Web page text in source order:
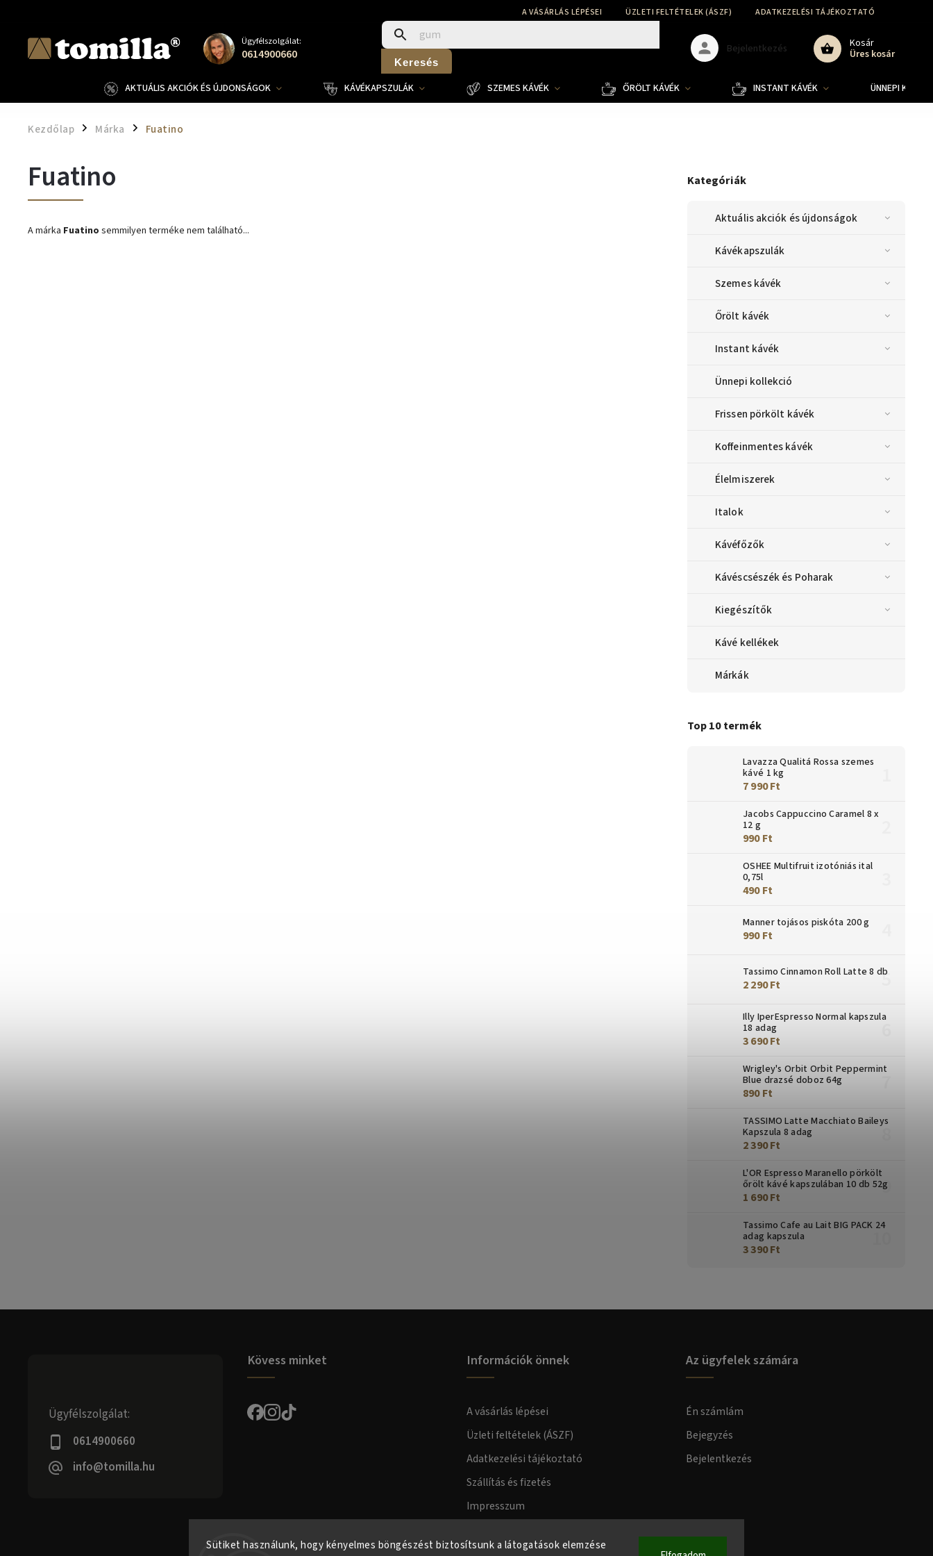
Sütiket használunk, hogy kényelmes böngészést biztosítsunk a látogatások elemzése
A VÁSÁRLÁS LÉPÉSEI ÜZLETI FELTÉTELEK (ÁSZF) ADATKEZELÉSI TÁJÉKOZTATÓ
Ügyfélszolgálat:
0614900660 Keresés
Kosár
Üres kosár
Bejelentkezés
AKTUÁLIS AKCIÓK ÉS ÚJDONSÁGOK KÁVÉKAPSZULÁK SZEMES KÁVÉK ŐRÖLT KÁVÉK INSTANT KÁVÉK ÜNNEPI
Kezdőlap / Márka / Fuatino
Kategóriák
Aktuális akciók és újdonságok
Kávékapszulák
Szemes kávék
Őrölt kávék
Instant kávék
Ünnepi kollekció
Frissen pörkölt kávék
Koffeinmentes kávék
Élelmiszerek
Italok
Kávéfőzők
Kávéscsészék és Poharak
Kiegészítők
Kávé kellékek
Márkák
Top 10 termék
Lavazza Qualitá Rossa szemes
kávé 1 kg
7 990 Ft
Jacobs Cappuccino Caramel 8 x
12 g
990 Ft
OSHEE Multifruit izotóniás ital
0,75l
490 Ft
Manner tojásos piskóta 200 g
990 Ft
Tassimo Cinnamon Roll Latte 8 db
2 290 Ft
Illy IperEspresso Normal kapszula
18 adag
3 690 Ft
Wrigley's Orbit Orbit Peppermint
Blue drazsé doboz 64g
890 Ft
TASSIMO Latte Macchiato Baileys
Kapszula 8 adag
2 390 Ft
L'OR Espresso Maranello pörkölt
őrölt kávé kapszulában 10 db 52g
1 690 Ft
Tassimo Cafe au Lait BIG PACK 24
adag kapszula
3 390 Ft
Fuatino
A márka Fuatino semmilyen terméke nem található...
Ügyfélszolgálat:
0614900660
info@tomilla.hu
Kövess minket Információk önnek
A vásárlás lépései
Üzleti feltételek (ÁSZF)
Adatkezelési tájékoztató
Szállítás és fizetés
Impresszum
Az ügyfelek számára
Én számlám
Bejegyzés
Bejelentkezés